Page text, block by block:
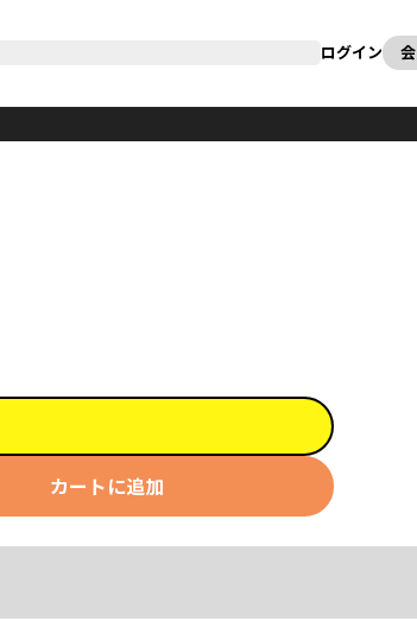
ログイン
カートに追加